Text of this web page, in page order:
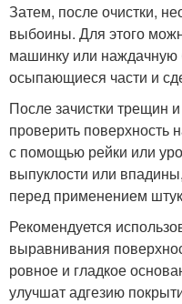
Затем, после очистки,
выбоины. Для этого
машинку или наждачную
осыпающиеся части и
После зачистки трещин
проверить поверхность
с помощью рейки или
выпуклости или
перед применением
Рекомендуется
выравнивания
ровное и гладкое
улучшат адгезию